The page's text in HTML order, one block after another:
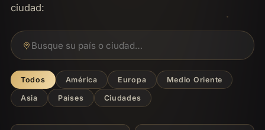
ciudad:
Todos América Europa Medio Oriente
Asia Países Ciudades